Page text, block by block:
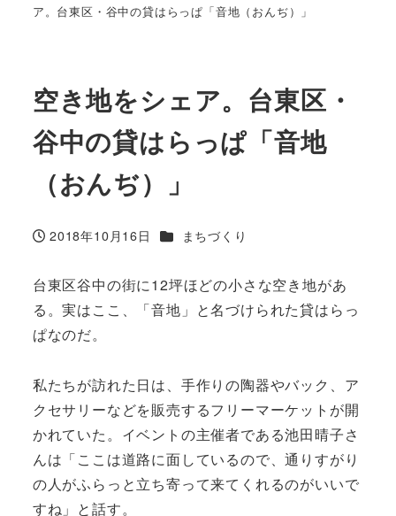
ア。台東区・谷中の貸はらっぱ「音地（おんぢ）」
空き地をシェア。台東区・
谷中の貸はらっぱ「音地
（おんぢ）」
投稿日
2018年10月16日 カテゴリー
まちづくり
台東区谷中の街に12坪ほどの小さな空き地があ
る。実はここ、「音地」と名づけられた貸はらっ
ぱなのだ。
私たちが訪れた日は、手作りの陶器やバック、ア
クセサリーなどを販売するフリーマーケットが開
かれていた。イベントの主催者である池田晴子さ
んは「ここは道路に面しているので、通りすがり
の人がふらっと立ち寄って来てくれるのがいいで
すね」と話す。